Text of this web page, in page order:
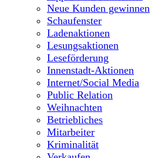
Neue Kunden gewinnen
Schaufenster
Ladenaktionen
Lesungsaktionen
Leseförderung
Innenstadt-Aktionen
Internet/Social Media
Public Relation
Weihnachten
Betriebliches
Mitarbeiter
Kriminalität